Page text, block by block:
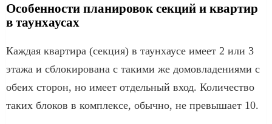
Особенности планировок секций и квартир
в таунхаусах
Каждая квартира (секция) в таунхаусе имеет 2 или 3
этажа и сблокирована с такими же домовладениями с
обеих сторон, но имеет отдельный вход. Количество
таких блоков в комплексе, обычно, не превышает 10.